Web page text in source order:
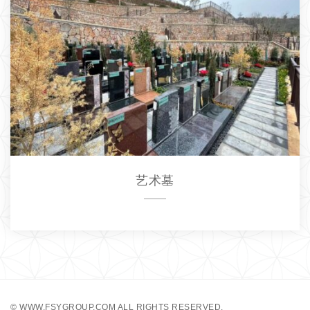
艺术墓
© WWW.FSYGROUP.COM ALL RIGHTS RESERVED.